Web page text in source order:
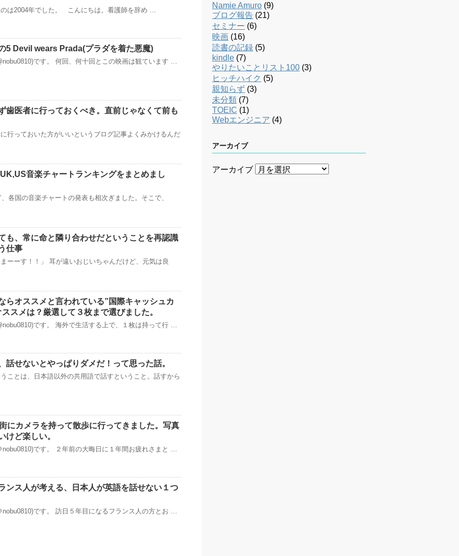
は2004年でした。 こんにちは。看護師を辞め …
5 Devil wears Prada(プラダを着た悪魔)
です。 何回、何十回とこの映画は観ています …
歯医者に行っておくべき。直前じゃなくて前も
行っておいた方がいいというブログ記事よくみかけるんだ
音楽チャートランキングをまとめまし
各国の音楽チャートの発表も相次ぎました。そこで、
も、常に命と隣り合わせだということを再認識
仕事
ーーす！！」 耳が遠いおじいちゃんだけど、元気は良
らオススメと言われている”国際キャッシュカ
スメは？厳選して３枚まで選びました。
です。 海外で生活する上で、１枚は持って行 …
話せないとやっぱりダメだ！って思った話。
ことは、日本語以外の共用語で話すということ。話すから
にカメラを持って散歩に行ってきました。写真
けど楽しい。
nobu0810)です。 ２年前の大晦日に１年間お疲れさまと …
ンス人が考える、日本人が英語を話せない１つ
nobu0810)です。 訪日５年目になるフランス人の方とお …
Namie Amuro (9)
ブログ報告 (21)
セミナー (6)
映画 (16)
読書の記録 (5)
kindle (7)
やりたいことリスト100 (3)
ヒッチハイク (5)
親知らず (3)
未分類 (7)
TOEIC (1)
Webエンジニア (4)
アーカイブ
アーカイブ